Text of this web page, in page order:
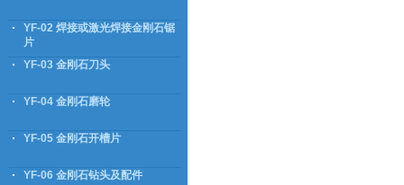
YF-02 焊接或激光焊接金刚石锯
片
YF-03 金刚石刀头
YF-04 金刚石磨轮
YF-05 金刚石开槽片
YF-06 金刚石钻头及配件